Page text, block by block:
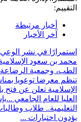
التقييم:
أخبار مرتبطة
آخر الأخبار
استمرارًا في نشر الوعي
محمد بن سعود
الطب، وجمعية الرضاعة
تنظم معرضا توعويا
الإسلامية تعلن عن فتح
العليا للعام الجامعي ...
التعليمية.. طلاب
يؤدون اختبارات ...